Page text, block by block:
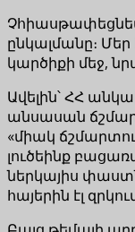
ընկալմանը։
կարծիքի մեջ,
Ավելին՝ ՀՀ
անսասան
«միակ
լուծեինք
ներկայիս
հայերին էլ